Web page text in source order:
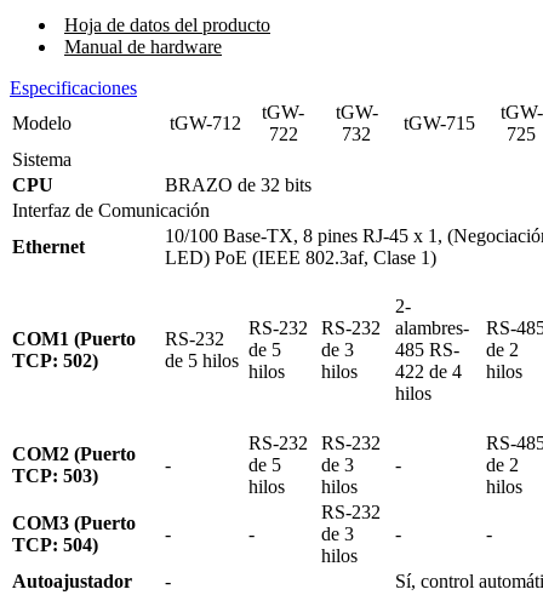
Hoja de datos del producto
Manual de hardware
Especificaciones
Modelo
tGW-712
tGW-
722
tGW-
732
tGW-715
tGW-
725
Sistema
CPU
BRAZO de 32 bits
Interfaz de Comunicación
Ethernet
10/100 Base-TX, 8 pines RJ-45 x 1,
LED) PoE (IEEE 802.3af, Clase 1)
COM1 (Puerto
TCP: 502)
RS-232
de 5 hilos
RS-232
de 5
hilos
RS-232
de 3
hilos
2-
alambres-
485 RS-
422 de 4
hilos
RS-
de 2
hilos
COM2 (Puerto
TCP: 503)
-
RS-232
de 5
hilos
RS-232
de 3
hilos
-
RS-
de 2
hilos
COM3 (Puerto
TCP: 504)
- -
RS-232
de 3
hilos
- -
Autoajustador -
Sí, control